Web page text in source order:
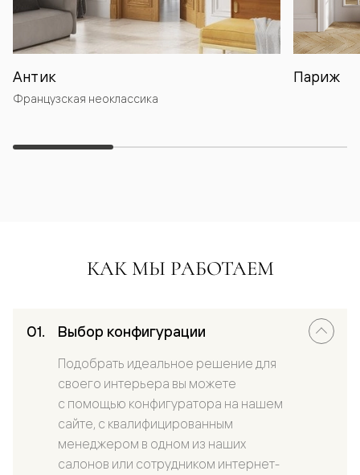
Антик
Французская неоклассика
Париж
КАК МЫ РАБОТАЕМ
Выбор конфигурации
Подобрать идеальное решение для
своего интерьера вы можете
с помощью конфигуратора на нашем
сайте, с квалифицированным
менеджером в одном из наших
салонов или сотрудником интернет-